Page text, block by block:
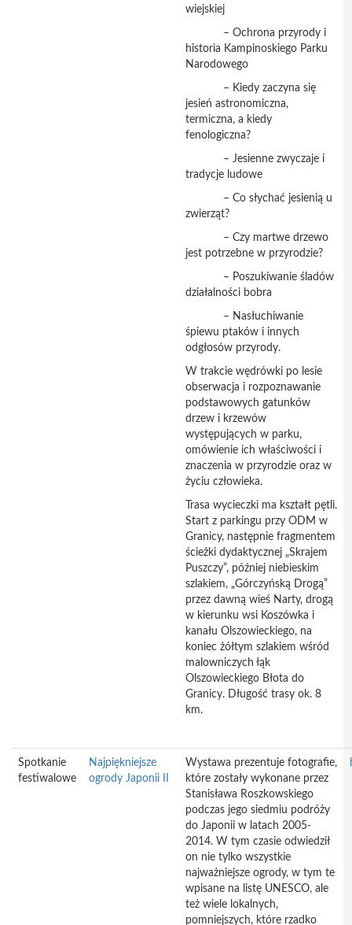
wiejskiej
– Ochrona przyrody i
historia Kampinoskiego Parku
Narodowego
– Kiedy zaczyna się
jesień astronomiczna,
termiczna, a kiedy
fenologiczna?
– Jesienne zwyczaje i
tradycje ludowe
– Co słychać jesienią u
zwierząt?
– Czy martwe drzewo
jest potrzebne w przyrodzie?
– Poszukiwanie śladów
działalności bobra
– Nasłuchiwanie
śpiewu ptaków i innych
odgłosów przyrody.
W trakcie wędrówki po lesie
obserwacja i rozpoznawanie
podstawowych gatunków
drzew i krzewów
występujących w parku,
omówienie ich właściwości i
znaczenia w przyrodzie oraz w
życiu człowieka.
Trasa wycieczki ma kształt pętli.
Start z parkingu przy ODM w
Granicy, następnie fragmentem
ścieżki dydaktycznej „Skrajem
Puszczy”, później niebieskim
szlakiem, „Górczyńską Drogą”
przez dawną wieś Narty, drogą
w kierunku wsi Koszówka i
kanału Olszowieckiego, na
koniec żółtym szlakiem wśród
malowniczych łąk
Olszowieckiego Błota do
Granicy. Długość trasy ok. 8
km.
Spotkanie
festiwalowe
Najpiękniejsze
ogrody Japonii II
Wystawa prezentuje fotografie,
które zostały wykonane przez
Stanisława Roszkowskiego
podczas jego siedmiu podróży
do Japonii w latach 2005-
2014. W tym czasie odwiedził
on nie tylko wszystkie
najważniejsze ogrody, w tym te
wpisane na listę UNESCO, ale
też wiele lokalnych,
pomniejszych, które rzadko